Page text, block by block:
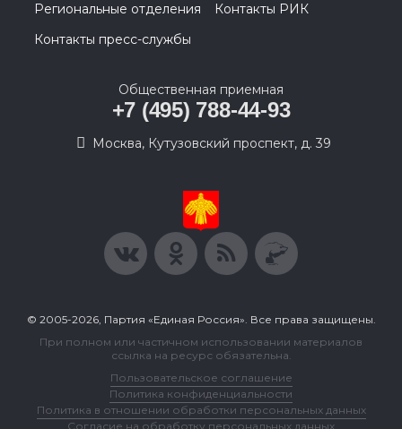
Региональные отделения
Контакты РИК
Контакты пресс-службы
Общественная приемная
+7 (495) 788-44-93
Москва, Кутузовский проспект, д. 39
© 2005-2026, Партия «Единая Россия». Все права защищены.
При полном или частичном использовании материалов
ссылка на ресурс обязательна.
Пользовательское соглашение
Политика конфиденциальности
Политика в отношении обработки персональных данных
Согласие на обработку персональных данных